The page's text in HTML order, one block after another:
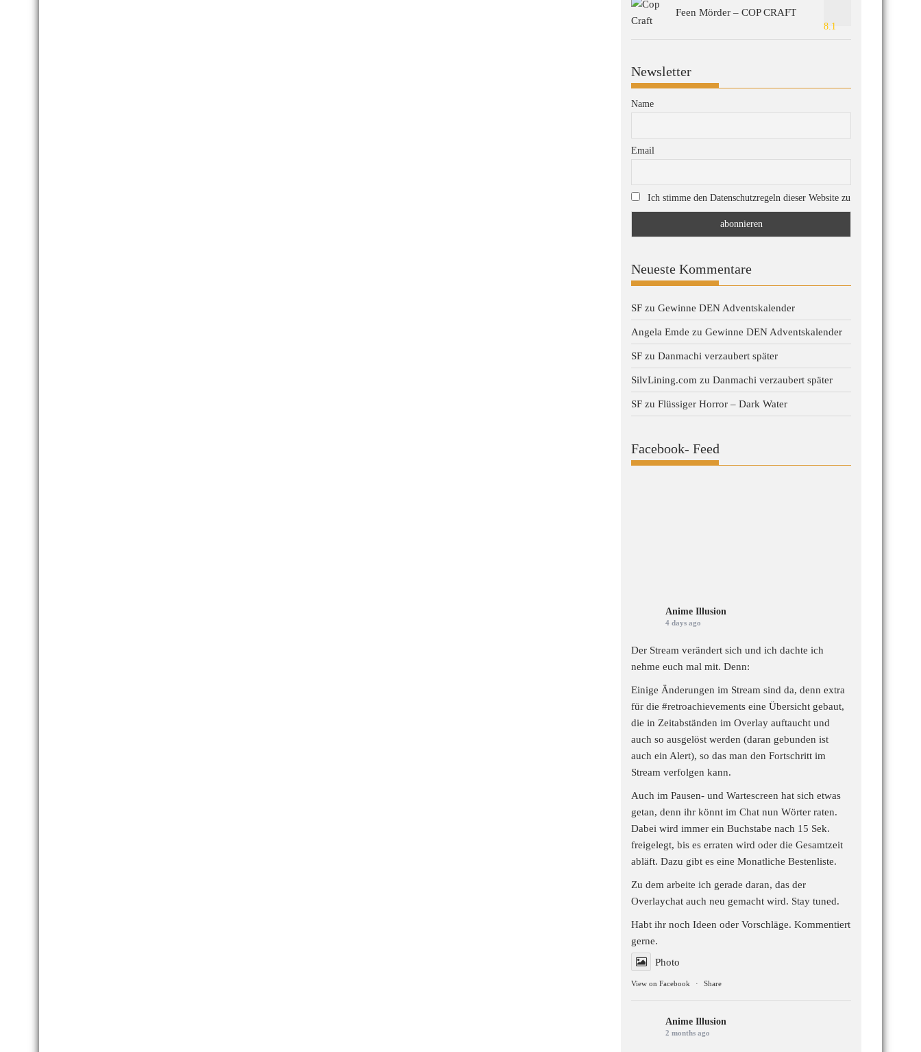
Feen Mörder – COP CRAFT
8.1
Newsletter
Name
Email
Ich stimme den Datenschutzregeln dieser Website zu
Neueste Kommentare
SF zu Gewinne DEN Adventskalender
Angela Emde zu Gewinne DEN Adventskalender
SF zu Danmachi verzaubert später
SilvLining.com zu Danmachi verzaubert später
SF zu Flüssiger Horror – Dark Water
Facebook- Feed
Anime Illusion
4 days ago
Der Stream verändert sich und ich dachte ich
nehme euch mal mit. Denn:
Einige Änderungen im Stream sind da, denn extra
für die #retroachievements eine Übersicht gebaut,
die in Zeitabständen im Overlay auftaucht und
auch so ausgelöst werden (daran gebunden ist
auch ein Alert), so das man den Fortschritt im
Stream verfolgen kann.
Auch im Pausen- und Wartescreen hat sich etwas
getan, denn ihr könnt im Chat nun Wörter raten.
Dabei wird immer ein Buchstabe nach 15 Sek.
freigelegt, bis es erraten wird oder die Gesamtzeit
abläft. Dazu gibt es eine Monatliche Bestenliste.
Zu dem arbeite ich gerade daran, das der
Overlaychat auch neu gemacht wird. Stay tuned.
Habt ihr noch Ideen oder Vorschläge. Kommentiert
gerne.
Photo
View on Facebook · Share
Anime Illusion
2 months ago